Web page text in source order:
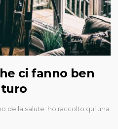
ci fanno ben
della salute: ho raccolto qui una